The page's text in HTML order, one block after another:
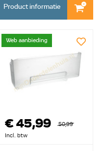
Product informatie
Web aanbieding
€ 45,99
50,99
Incl. btw